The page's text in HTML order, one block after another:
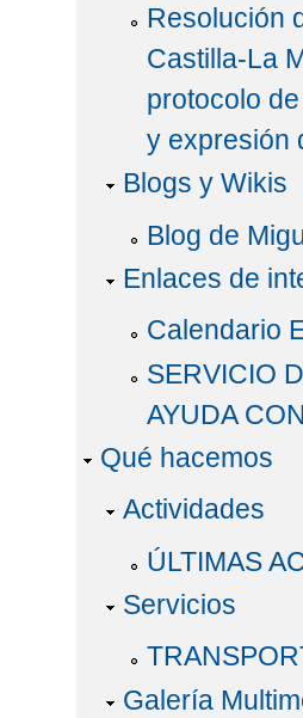
Resolución
Castilla-La
protocolo
y expresión
Blogs y Wikis
Blog de
Enlaces de
Calendario
SERVICIO
AYUDA
Qué hacemos
Actividades
ÚLTIMAS
Servicios
Galería